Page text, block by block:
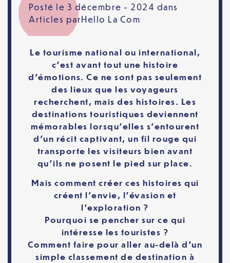
Posté le 3 décembre - 2024 dans
Articles parHello La Com
Le tourisme national ou international,
c’est avant tout une histoire
d’émotions. Ce ne sont pas seulement
des lieux que les voyageurs
recherchent, mais des histoires. Les
destinations touristiques deviennent
mémorables lorsqu’elles s’entourent
d’un récit captivant, un fil rouge qui
transporte les visiteurs bien avant
qu’ils ne posent le pied sur place.
Mais comment créer ces histoires qui
créent l’envie, l’évasion et
l’exploration ?
Pourquoi se pencher sur ce qui
intéresse les touristes ?
Comment faire pour aller au-delà d’un
simple classement de destination à